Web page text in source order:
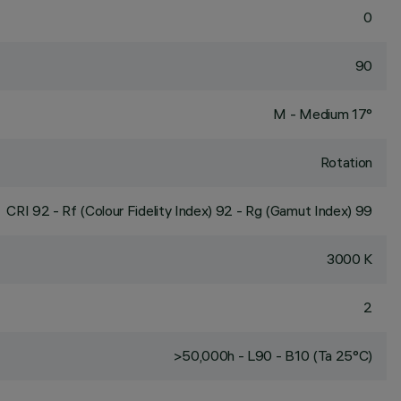
0
90
M - Medium 17°
Rotation
CRI 92 - Rf (Colour Fidelity Index) 92 - Rg (Gamut Index) 99
3000 K
2
>50,000h - L90 - B10 (Ta 25°C)